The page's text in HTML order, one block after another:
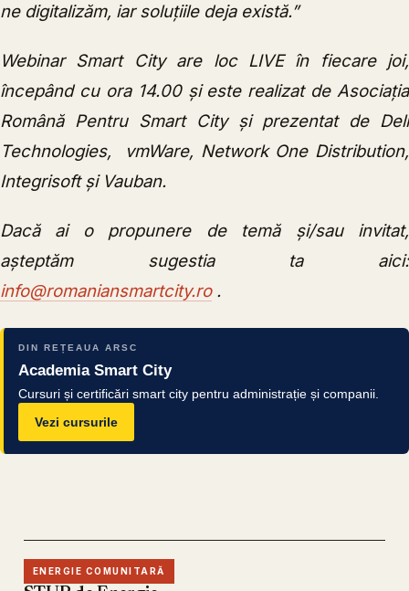
ne digitalizăm, iar soluțiile deja există.”
Webinar Smart City are loc LIVE în fiecare joi,
începând cu ora 14.00 și este realizat de Asociația
Română Pentru Smart City și prezentat de Dell
Technologies, vmWare, Network One Distribution,
Integrisoft și Vauban.
Dacă ai o propunere de temă și/sau invitat,
așteptăm sugestia ta aici:
info@romaniansmartcity.ro.
DIN REȚEAUA ARSC
Academia Smart City
Cursuri și certificări smart city pentru administrație și companii.
Vezi cursurile
ENERGIE COMUNITARĂ